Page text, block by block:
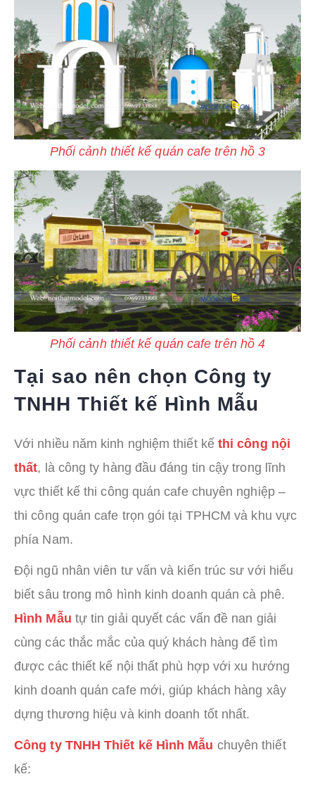
Phối cảnh thiết kế quán cafe trên hồ 3
Phối cảnh thiết kế quán cafe trên hồ 4
Tại sao nên chọn Công ty
TNHH Thiết kế Hình Mẫu
Với nhiều năm kinh nghiệm thiết kế thi công nội
thất, là công ty hàng đầu đáng tin cậy trong lĩnh
vực thiết kế thi công quán cafe chuyên nghiệp –
thi công quán cafe trọn gói tại TPHCM và khu vực
phía Nam.
Đội ngũ nhân viên tư vấn và kiến trúc sư với hiểu
biết sâu trong mô hình kinh doanh quán cà phê.
Hình Mẫu tự tin giải quyết các vấn đề nan giải
cùng các thắc mắc của quý khách hàng để tìm
được các thiết kế nội thất phù hợp với xu hướng
kinh doanh quán cafe mới, giúp khách hàng xây
dựng thương hiệu và kinh doanh tốt nhất.
Công ty TNHH Thiết kế Hình Mẫu chuyên thiết
kế: